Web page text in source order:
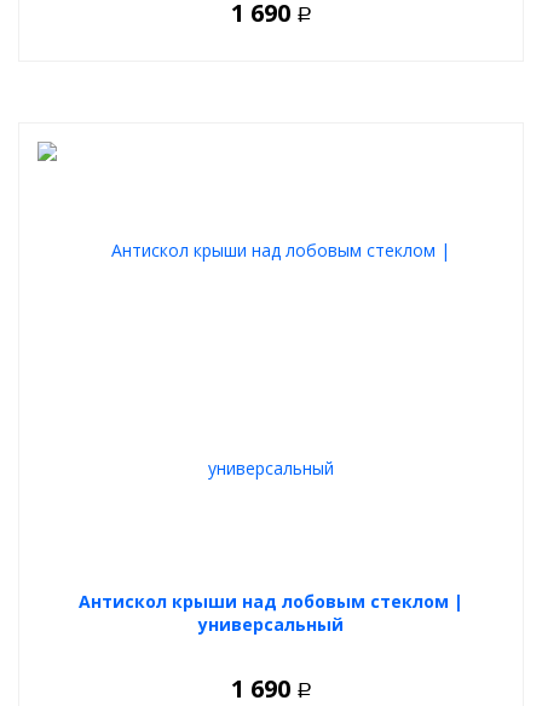
1 690 Р
Антискол крыши над лобовым стеклом |
универсальный
1 690 Р